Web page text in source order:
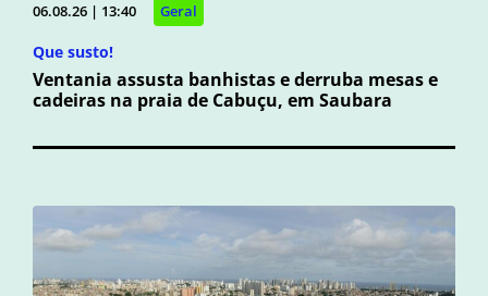
06.08.26 | 13:40 Geral
Que susto!
Ventania assusta banhistas e derruba mesas e
cadeiras na praia de Cabuçu, em Saubara